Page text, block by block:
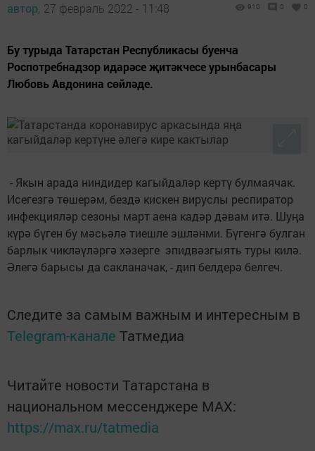
автор, 27 февраль 2022 - 11:48 910 0 0
Бу турыда Татарстан Республикасы буенча
Роспотребнадзор идарәсе җитәкчесе урынбасары
Любовь Авдонина сөйләде.
- Якын арада ниндидер кагыйдаләр кертү булмаячак.
Исегезгә төшерәм, бездә кискен вируслы респиратор
инфекцияләр сезоны март аена кадәр дәвам итә. Шуңа
күрә бүген бу мәсьәлә тиешле эшләнми. Бүгенгә булган
барлык чикләүләргә хәзерге эпидвәзгыять туры килә.
Әлегә барысы да сакланачак, - дип белдерә белгеч.
Следите за самым важным и интересным в
Telegram-канале Татмедиа
Читайте новости Татарстана в
национальном мессенджере MАХ:
https://max.ru/tatmedia